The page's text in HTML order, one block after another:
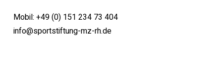
Mobil: +49 (0) 151 234 73 404
info@sportstiftung-mz-rh.de